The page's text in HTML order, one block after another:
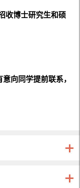
收博士研究生和硕
向同学提前联系，